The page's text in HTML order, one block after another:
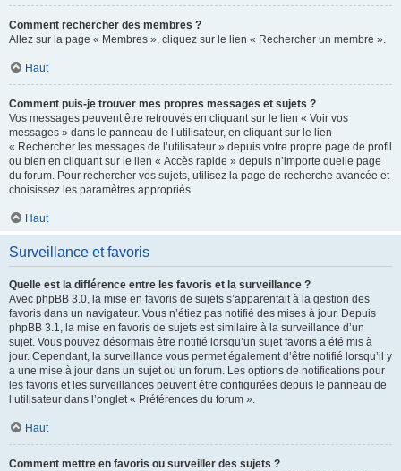
Comment rechercher des membres ?
Allez sur la page « Membres », cliquez sur le lien « Rechercher un membre ».
Haut
Comment puis-je trouver mes propres messages et sujets ?
Vos messages peuvent être retrouvés en cliquant sur le lien « Voir vos
messages » dans le panneau de l’utilisateur, en cliquant sur le lien
« Rechercher les messages de l’utilisateur » depuis votre propre page de profil
ou bien en cliquant sur le lien « Accès rapide » depuis n’importe quelle page
du forum. Pour rechercher vos sujets, utilisez la page de recherche avancée et
choisissez les paramètres appropriés.
Haut
Surveillance et favoris
Quelle est la différence entre les favoris et la surveillance ?
Avec phpBB 3.0, la mise en favoris de sujets s’apparentait à la gestion des
favoris dans un navigateur. Vous n’étiez pas notifié des mises à jour. Depuis
phpBB 3.1, la mise en favoris de sujets est similaire à la surveillance d’un
sujet. Vous pouvez désormais être notifié lorsqu’un sujet favoris a été mis à
jour. Cependant, la surveillance vous permet également d’être notifié lorsqu’il y
a une mise à jour dans un sujet ou un forum. Les options de notifications pour
les favoris et les surveillances peuvent être configurées depuis le panneau de
l’utilisateur dans l’onglet « Préférences du forum ».
Haut
Comment mettre en favoris ou surveiller des sujets ?